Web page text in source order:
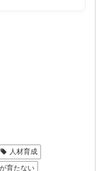
人材育成
育たない